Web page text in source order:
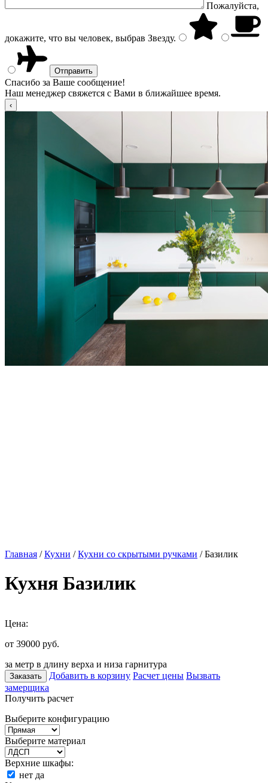
Пожалуйста,
докажите, что вы человек, выбрав Звезду.
Спасибо за Ваше сообщение!
Наш менеджер свяжется с Вами в ближайшее время.
Главная /Кухни /Кухни со скрытыми ручками / Базилик
Кухня Базилик
Цена:
от 39000 руб.
за метр в длину верха и низа гарнитура
Заказать Добавить в корзину Расчет цены Вызвать
замерщика
Получить расчет
Выберите конфигурацию
Выберите материал
Верхние шкафы:
нет да